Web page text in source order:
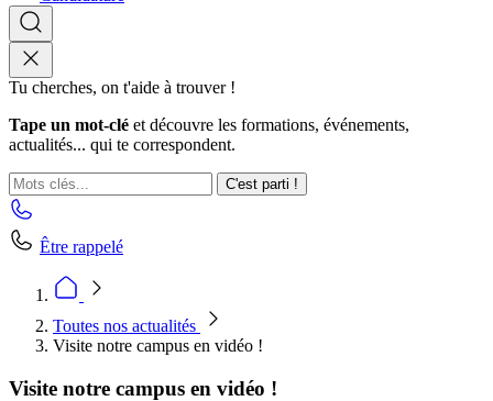
Tu cherches, on t'aide à trouver !
Tape un mot-clé et découvre les formations, événements,
actualités... qui te correspondent.
C'est parti !
Être rappelé
Toutes nos actualités
Visite notre campus en vidéo !
Visite notre campus en vidéo !